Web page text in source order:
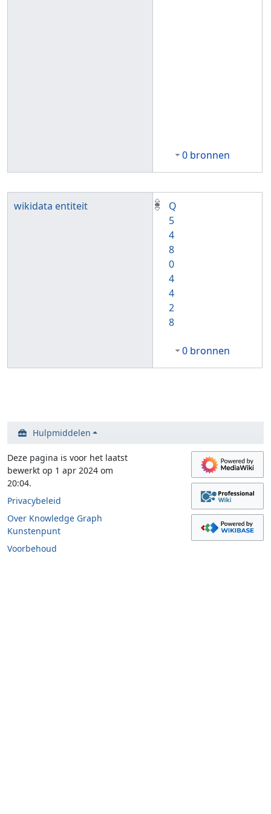
0 bronnen
wikidata entiteit
Q
5
4
8
0
4
4
2
8
0 bronnen
Hulpmiddelen
Deze pagina is voor het laatst
bewerkt op 1 apr 2024 om
20:04.
Privacybeleid
Over Knowledge Graph
Kunstenpunt
Voorbehoud